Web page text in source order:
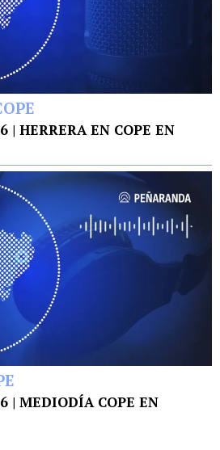
| HERRERA EN COPE EN
| MEDIODÍA COPE EN